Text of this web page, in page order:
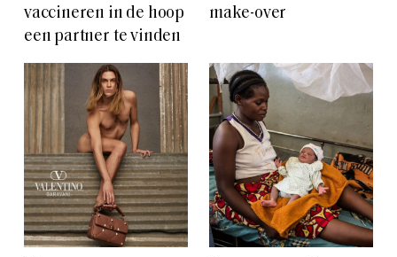
vaccineren in de hoop
een partner te vinden
make-over